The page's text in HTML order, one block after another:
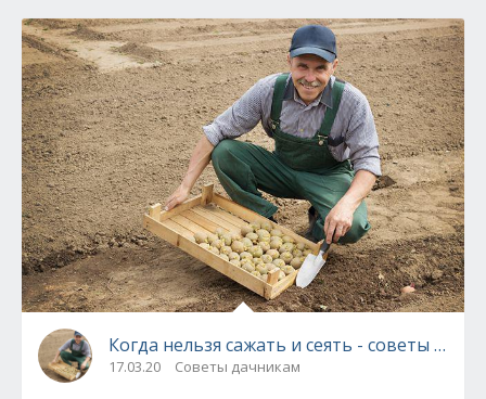
Когда нельзя сажать и сеять - советы и
17.03.20 Советы дачникам